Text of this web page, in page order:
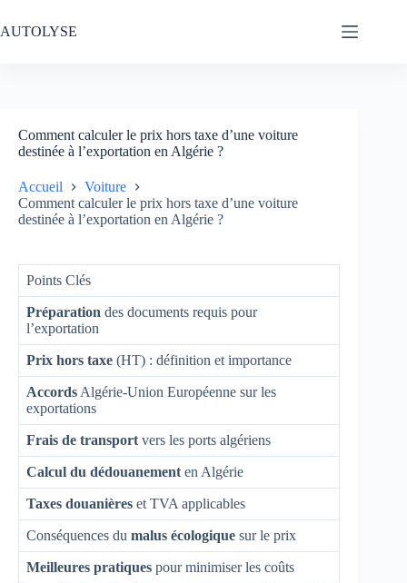
au
contenu
AUTOLYSE
Comment calculer le prix hors taxe d’une voiture
destinée à l’exportation en Algérie ?
Accueil
Voiture
Comment calculer le prix hors taxe d’une voiture
destinée à l’exportation en Algérie ?
Points Clés
Préparation des documents requis pour
l’exportation
Prix hors taxe (HT) : définition et importance
Accords Algérie-Union Européenne sur les
exportations
Frais de transport vers les ports algériens
Calcul du dédouanement en Algérie
Taxes douanières et TVA applicables
Conséquences du malus écologique sur le prix
Meilleures pratiques pour minimiser les coûts